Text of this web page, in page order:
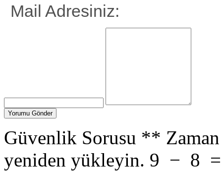
Mail Adresiniz:
Güvenlik Sorusu **
yeniden yükleyin. 9 − 8